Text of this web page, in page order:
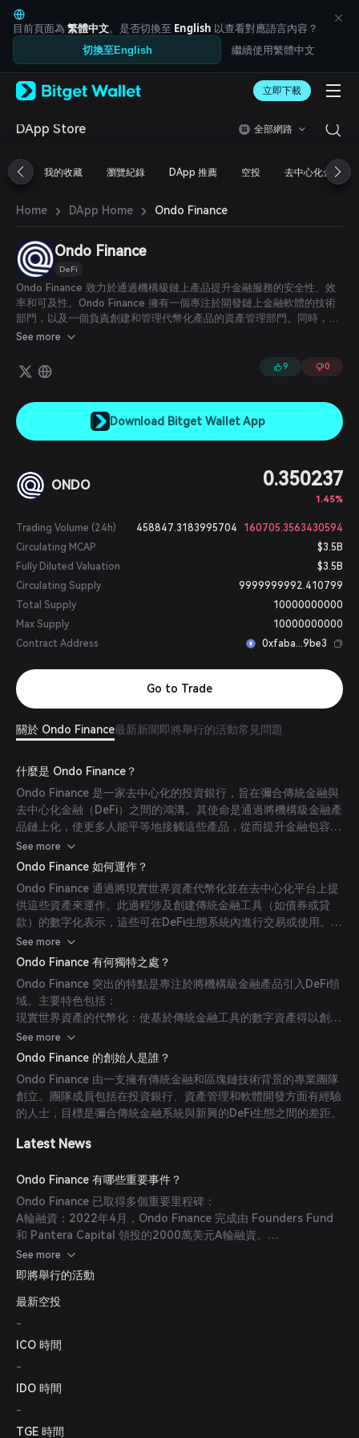
English
日本語
Tiếng Việt
Русский
Español (Latinoamérica)
Türkçe
Français
简体中文
繁體中文
Bahasa Indonesia
ภาษาไทย
العربية
हिन्दी
বাংলা
Español
Português (Brasil)
Español (Argentina)
目前頁面為 繁體中文。是否切換至 English 以查看對應語言內容？
切換至English 繼續使用繁體中文
立即下載
DApp Store 全部網路
我的收藏 瀏覽紀錄 DApp 推薦 空投 去中心化金融
Home › DApp Home › Ondo Finance
Ondo Finance
DeFi
Ondo Finance 致力於通過機構級鏈上產品提升金融服務的安全性、效
率和可及性。Ondo Finance 擁有一個專注於開發鏈上金融軟體的技術
部門，以及一個負責創建和管理代幣化產品的資產管理部門。同時，公
司也專注於孵化能支持代幣化實體資產與傳統加密資產的協議。
See more
9 0
Download Bitget Wallet App
ONDO 0.350237
1.45%
Trading Volume (24h) 458847.3183995704
160705.3563430594
Circulating MCAP
$3.5B
Fully Diluted Valuation
$3.5B
Circulating Supply
9999999992.410799
Total Supply
10000000000
Max Supply
10000000000
Contract Address
0xfaba...9be3
Go to Trade
關於 Ondo Finance最新新聞 即將舉行的活動常見問題
什麼是 Ondo Finance？
Ondo Finance 是一家去中心化的投資銀行，旨在彌合傳統金融與
去中心化金融（DeFi）之間的鴻溝。其使命是通過將機構級金融產
品鏈上化，使更多人能平等地接觸這些產品，從而提升金融包容性
和市場效率。(
See more
Ondo Finance 如何運作？
Ondo Finance 通過將現實世界資產代幣化並在去中心化平台上提
供這些資產來運作。此過程涉及創建傳統金融工具（如債券或貸
款）的數字化表示，這些可在DeFi生態系統內進行交易或使用。通
過這種方式，Ondo Finance 為投資者提供了更廣泛的金融產品，
同時利用了區塊鏈技術的透明性和安全性等優勢。(
See more
Ondo Finance 有何獨特之處？
Ondo Finance 突出的特點是專注於將機構級金融產品引入DeFi領
域。主要特色包括：
現實世界資產的代幣化：使基於傳統金融工具的數字資產得以創
建。
治理代幣（ONDO）：持有人可參與協議治理，影響資產上市、利
生態系統激勵：ONDO 代幣供應中有很大比例分配給生態系統發
展，包括對貢獻者和戰略合作夥伴的獎勵。(mexc.com)
See more
Ondo Finance 的創始人是誰？
Ondo Finance 由一支擁有傳統金融和區塊鏈技術背景的專業團隊
創立。團隊成員包括在投資銀行、資產管理和軟體開發方面有經驗
的人士，目標是彌合傳統金融系統與新興的DeFi生態之間的差距。
Latest News
Ondo Finance 有哪些重要事件？
Ondo Finance 已取得多個重要里程碑：
A輪融資：2022年4月，Ondo Finance 完成由 Founders Fund
和 Pantera Capital 領投的2000萬美元A輪融資。
(coincarp.com
公開代幣銷售：2022年5月，項目進行公開代幣銷售，籌得2200
代幣生成事件 (TGE)：ONDO代幣於2024年1月18日全球鎖倉期
See more
即將舉行的活動
最新空投
-
ICO 時間
-
IDO 時間
-
TGE 時間